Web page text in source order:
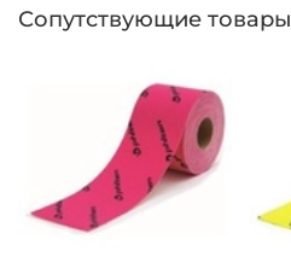
Сопутствующие товары